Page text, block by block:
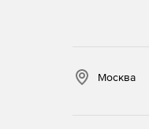
Москва